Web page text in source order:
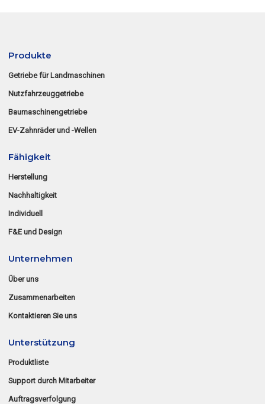
Produkte
Getriebe für Landmaschinen
Nutzfahrzeuggetriebe
Baumaschinengetriebe
EV-Zahnräder und -Wellen
Fähigkeit
Herstellung
Nachhaltigkeit
Individuell
F&E und Design
Unternehmen
Über uns
Zusammenarbeiten
Kontaktieren Sie uns
Unterstützung
Produktliste
Support durch Mitarbeiter
Auftragsverfolgung